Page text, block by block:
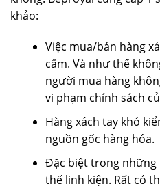
khảo:
Việc mua/bán hàng
cấm. Và như thế
người mua hàng
vi phạm chính sách
Hàng xách tay khó
nguồn gốc hàng hóa.
Đặc biệt trong những
thế linh kiện. Rất có